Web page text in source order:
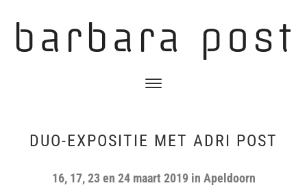
barbara post
DUO-EXPOSITIE MET ADRI POST
16, 17, 23 en 24 maart 2019 in Apeldoorn